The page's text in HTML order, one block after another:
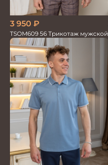
3 950 ₽
TSOM609 56 Трикотаж мужской